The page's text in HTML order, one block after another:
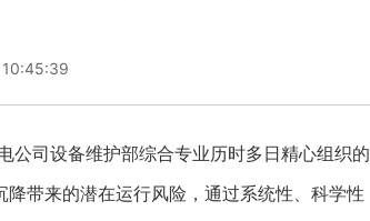
司设备维护部综合专业历时多日精心组织的
带来的潜在运行风险，通过系统性、科学性